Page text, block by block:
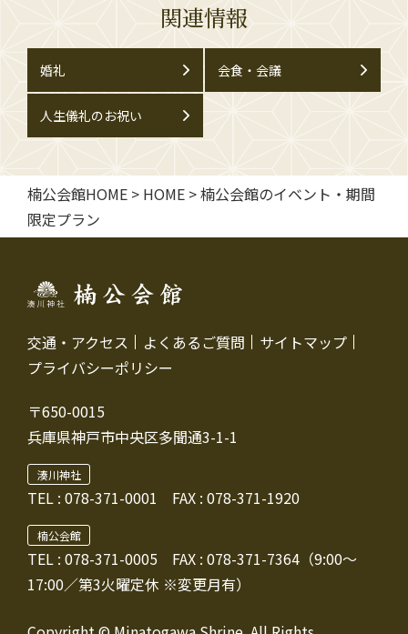
関連情報
婚礼 会食・会議
人生儀礼のお祝い
楠公会館HOME > HOME >楠公会館のイベント・期間
限定プラン
交通・アクセス よくあるご質問
サイトマップ
プライバシーポリシー
〒650-0015
兵庫県神戸市中央区多聞通3-1-1
湊川神社
TEL : 078-371-0001 FAX : 078-371-1920
楠公会館
TEL : 078-371-0005 FAX : 078-371-7364（9:00～
17:00／第3火曜定休 ※変更月有）